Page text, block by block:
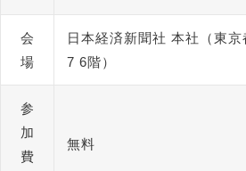
会
場
日本経済新聞社 本社（東
7 6階）
参
加
費
無料